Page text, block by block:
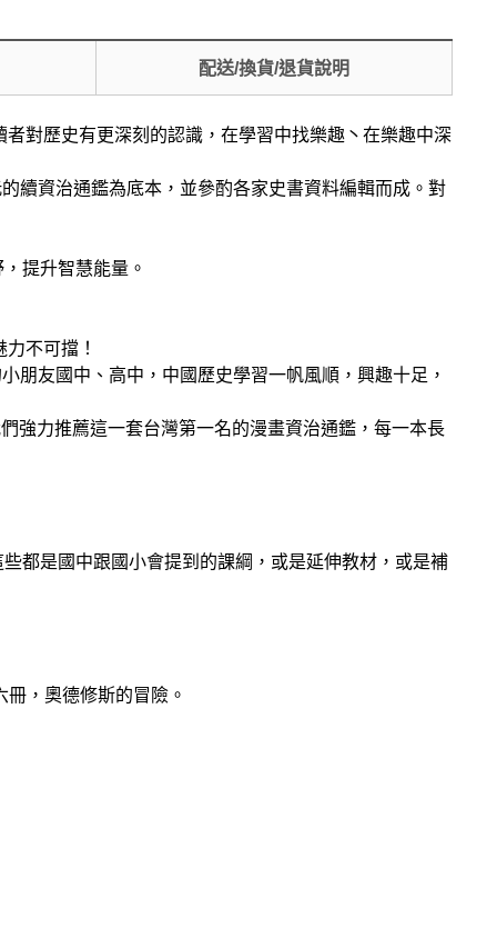
配送/換貨/退貨說明
對歷史有更深刻的認識，在學習中找樂趣丶在樂趣中深
續資治通鑑為底本，並參酌各家史書資料編輯而成。對
提升智慧能量。
不可擋！
友國中、高中，中國歷史學習一帆風順，興趣十足，
強力推薦這一套台灣第一名的漫畫資治通鑑，每一本長
都是國中跟國小會提到的課綱，或是延伸教材，或是補
，奧德修斯的冒險。